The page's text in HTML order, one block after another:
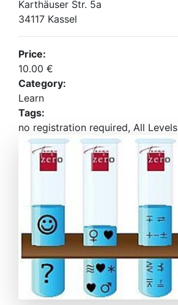
Karthäuser Str. 5a
34117 Kassel
Price:
10.00 €
Category:
Learn
Tags:
no registration required, All Levels